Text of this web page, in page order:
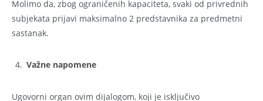
Molimo da, zbog ograničenih kapaciteta, svaki od privrednih
subjekata prijavi maksimalno 2 predstavnika za predmetni
sastanak.
Važne napomene
Ugovorni organ ovim dijalogom, koji je isključivo